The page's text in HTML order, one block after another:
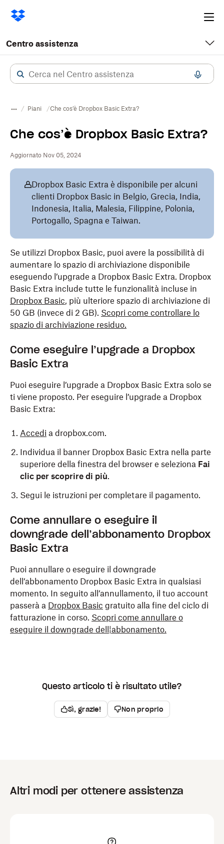
Centro assistenza
Piani Che cos’è Dropbox Basic Extra?
Che cos’è Dropbox Basic Extra?
Aggiornato Nov 05, 2024
Dropbox Basic Extra è disponibile per alcuni
clienti Dropbox Basic in Belgio, Grecia, India,
Indonesia, Italia, Malesia, Filippine, Polonia,
Portogallo, Spagna e Taiwan.
Se utilizzi Dropbox Basic, puoi avere la possibilità di
aumentare lo spazio di archiviazione disponibile
eseguendo l’upgrade a Dropbox Basic Extra. Dropbox
Basic Extra include tutte le funzionalità incluse in
Dropbox Basic, più ulteriore spazio di archiviazione di
50 GB (invece di 2 GB). Scopri come controllare lo
spazio di archiviazione residuo.
Come eseguire l’upgrade a Dropbox
Basic Extra
Puoi eseguire l’upgrade a Dropbox Basic Extra solo se
ti viene proposto. Per eseguire l’upgrade a Dropbox
Basic Extra:
Accedi a dropbox.com.
Individua il banner Dropbox Basic Extra nella parte
superiore della finestra del browser e seleziona Fai
clic per scoprire di più.
Segui le istruzioni per completare il pagamento.
Come annullare o eseguire il
downgrade dell’abbonamento Dropbox
Basic Extra
Puoi annullare o eseguire il downgrade
dell’abbonamento Dropbox Basic Extra in qualsiasi
momento. In seguito all’annullamento, il tuo account
passerà a Dropbox Basic gratuito alla fine del ciclo di
fatturazione in corso. Scopri come annullare o
eseguire il downgrade dell¦abbonamento.
Questo articolo ti è risultato utile?
Sì, grazie! Non proprio
Altri modi per ottenere assistenza